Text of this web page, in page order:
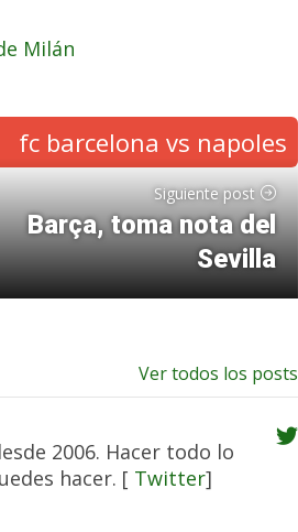
Milán
Siguiente post
Barça, toma nota del
Sevilla
Ver todos los posts
2006. Hacer todo lo
hacer. [ Twitter]